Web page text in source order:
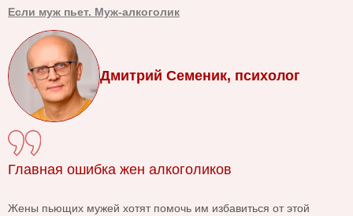
Если муж пьет. Муж-алкоголик
Дмитрий Семеник, психолог
Главная ошибка жен алкоголиков
Жены пьющих мужей хотят помочь им избавиться от этой